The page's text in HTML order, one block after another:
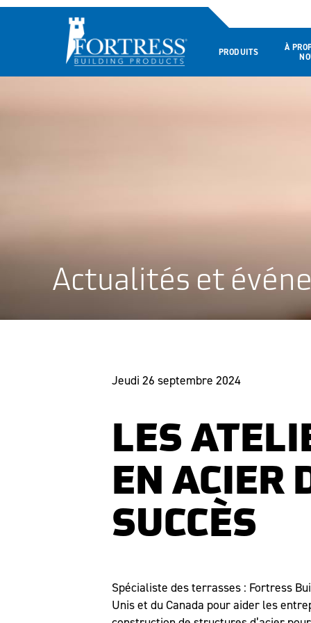
PRODUITS
À
Actualités et
Jeudi 26 septembre 2024
LES
EN ACIER
SUCCÈS
Spécialiste des terrasses : Fortress
Unis et du Canada pour aider les